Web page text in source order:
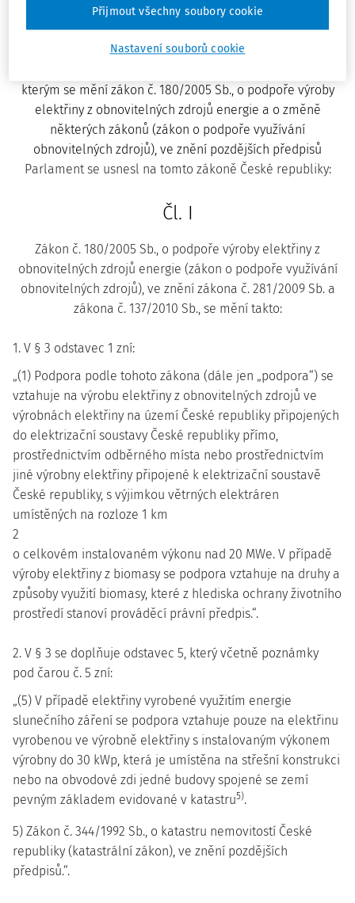
330/2010 Sb.
ZÁKON
kterým se mění zákon č. 180/2005 Sb., o podpoře výroby
elektřiny z obnovitelných zdrojů energie a o změně
některých zákonů (zákon o podpoře využívání
obnovitelných zdrojů), ve znění pozdějších předpisů
Parlament se usnesl na tomto zákoně České republiky:
Čl. I
Zákon č. 180/2005 Sb., o podpoře výroby elektřiny z
obnovitelných zdrojů energie (zákon o podpoře využívání
obnovitelných zdrojů), ve znění zákona č. 281/2009 Sb. a
zákona č. 137/2010 Sb., se mění takto:
1. V § 3 odstavec 1 zní:
„(1) Podpora podle tohoto zákona (dále jen „podpora“) se
vztahuje na výrobu elektřiny z obnovitelných zdrojů ve
výrobnách elektřiny na území České republiky připojených
do elektrizační soustavy České republiky přímo,
prostřednictvím odběrného místa nebo prostřednictvím
jiné výrobny elektřiny připojené k elektrizační soustavě
České republiky, s výjimkou větrných elektráren
umístěných na rozloze 1 km
2
o celkovém instalovaném výkonu nad 20 MWe. V případě
výroby elektřiny z biomasy se podpora vztahuje na druhy a
způsoby využití biomasy, které z hlediska ochrany životního
prostředí stanoví prováděcí právní předpis.“.
2. V § 3 se doplňuje odstavec 5, který včetně poznámky
pod čarou č. 5 zní:
„(5) V případě elektřiny vyrobené využitím energie
slunečního záření se podpora vztahuje pouze na elektřinu
vyrobenou ve výrobně elektřiny s instalovaným výkonem
výrobny do 30 kWp, která je umístěna na střešní konstrukci
nebo na obvodové zdi jedné budovy spojené se zemí
pevným základem evidované v katastru5).
5) Zákon č. 344/1992 Sb., o katastru nemovitostí České
republiky (katastrální zákon), ve znění pozdějších
předpisů.“.
Nastavení souborů cookie
Přijmout všechny soubory cookie